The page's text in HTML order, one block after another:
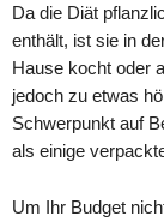
Da die Diät
enthält, ist sie in
Hause kocht oder
jedoch zu etwas
Schwerpunkt auf
als einige
Um Ihr Budget